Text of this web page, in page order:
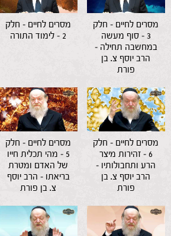
מסרים לחיים – חלק
2 – לימוד התורה
מסרים לחיים – חלק
3 – סוף מעשה
במחשבה תחילה –
הרב יוסף צ. בן
פורת
מסרים לחיים – חלק
5 – מהי תכלית חייו
של האדם ומטרת
בריאתו – הרב יוסף
צ. בן פורת
מסרים לחיים – חלק
6 – זהירות מיצר
הרע ותחבולותיו –
הרב יוסף צ. בן
פורת